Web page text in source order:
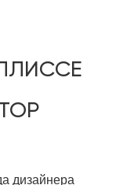
дизайнера